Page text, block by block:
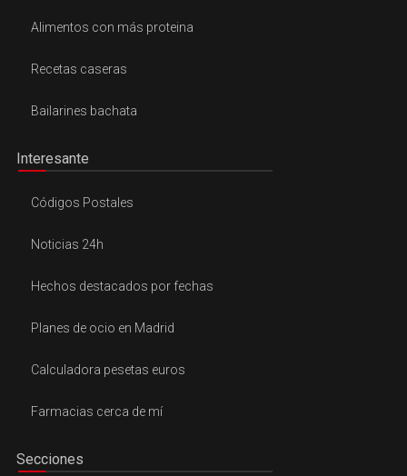
Alimentos con más proteina
Recetas caseras
Bailarines bachata
Interesante
Códigos Postales
Noticias 24h
Hechos destacados por fechas
Planes de ocio en Madrid
Calculadora pesetas euros
Farmacias cerca de mí
Secciones